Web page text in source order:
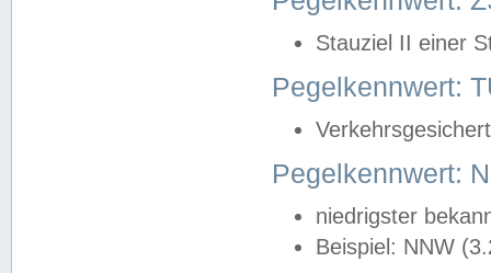
Stauziel II einer
Pegelkennwert:
Pegelkennwert:
niedrigster
Beispiel: NNW